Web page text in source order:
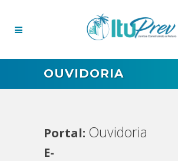
OUVIDORIA
Portal: Ouvidoria
E-